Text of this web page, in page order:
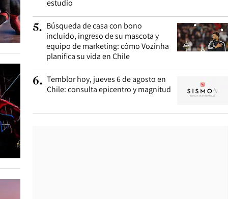
estudio
5. Búsqueda de casa con bono
incluido, ingreso de su mascota y
equipo de marketing: cómo Vozinha
planifica su vida en Chile
6. Temblor hoy, jueves 6 de agosto en
Chile: consulta epicentro y magnitud